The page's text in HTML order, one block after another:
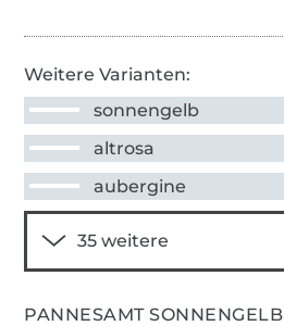
Weitere Varianten:
sonnengelb
altrosa
aubergine
PANNESAMT SONNENGELB